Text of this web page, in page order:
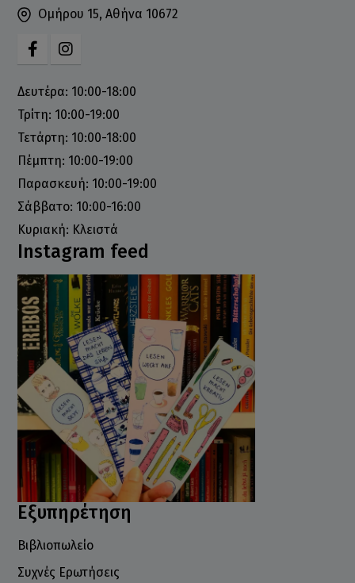
Ομήρου 15, Αθήνα 10672
Δευτέρα: 10:00-18:00
Τρίτη: 10:00-19:00
Τετάρτη: 10:00-18:00
Πέμπτη: 10:00-19:00
Παρασκευή: 10:00-19:00
Σάββατο: 10:00-16:00
Κυριακή: Κλειστά
Instagram feed
Εξυπηρέτηση
Βιβλιοπωλείο
Συχνές Ερωτήσεις